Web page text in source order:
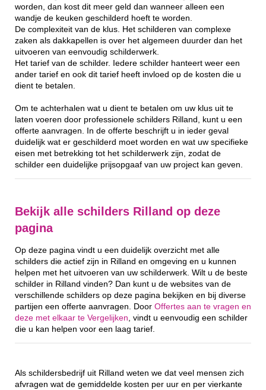
worden, dan kost dit meer geld dan wanneer alleen een
wandje de keuken geschilderd hoeft te worden.
De complexiteit van de klus. Het schilderen van complexe
zaken als dakkapellen is over het algemeen duurder dan het
uitvoeren van eenvoudig schilderwerk.
Het tarief van de schilder. Iedere schilder hanteert weer een
ander tarief en ook dit tarief heeft invloed op de kosten die u
dient te betalen.
Om te achterhalen wat u dient te betalen om uw klus uit te
laten voeren door professionele schilders Rilland, kunt u een
offerte aanvragen. In de offerte beschrijft u in ieder geval
duidelijk wat er geschilderd moet worden en wat uw specifieke
eisen met betrekking tot het schilderwerk zijn, zodat de
schilder een duidelijke prijsopgaaf van uw project kan geven.
Bekijk alle schilders Rilland op deze
pagina
Op deze pagina vindt u een duidelijk overzicht met alle
schilders die actief zijn in Rilland en omgeving en u kunnen
helpen met het uitvoeren van uw schilderwerk. Wilt u de beste
schilder in Rilland vinden? Dan kunt u de websites van de
verschillende schilders op deze pagina bekijken en bij diverse
partijen een offerte aanvragen. Door Offertes aan te vragen en
deze met elkaar te Vergelijken , vindt u eenvoudig een schilder
die u kan helpen voor een laag tarief.
Als schildersbedrijf uit Rilland weten we dat veel mensen zich
afvragen wat de gemiddelde kosten per uur en per vierkante